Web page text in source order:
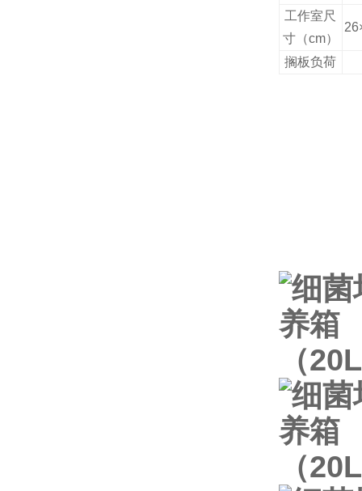
工作室尺
寸（cm）
搁板负荷